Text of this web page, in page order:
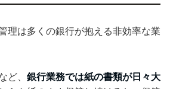
理は多くの銀行が抱える非効率な業
ど、 銀行業務では紙の書類が日々大